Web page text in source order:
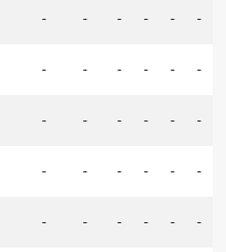
- - - - - -
- - - - - -
- - - - - -
- - - - - -
- - - - - -